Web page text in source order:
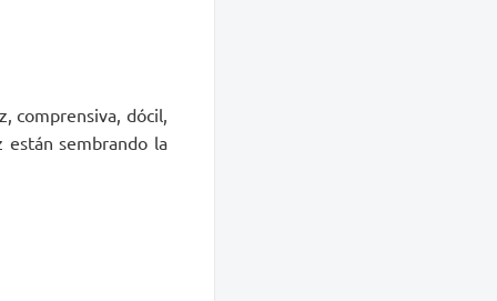
comprensiva, dócil,
están sembrando la